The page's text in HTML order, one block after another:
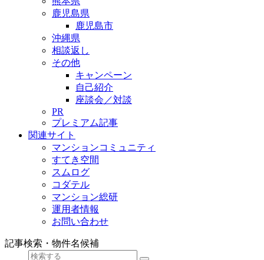
鹿児島県
鹿児島市
沖縄県
相談返し
その他
キャンペーン
自己紹介
座談会／対談
PR
プレミアム記事
関連サイト
マンションコミュニティ
すてき空間
スムログ
コダテル
マンション総研
運用者情報
お問い合わせ
記事検索・物件名候補